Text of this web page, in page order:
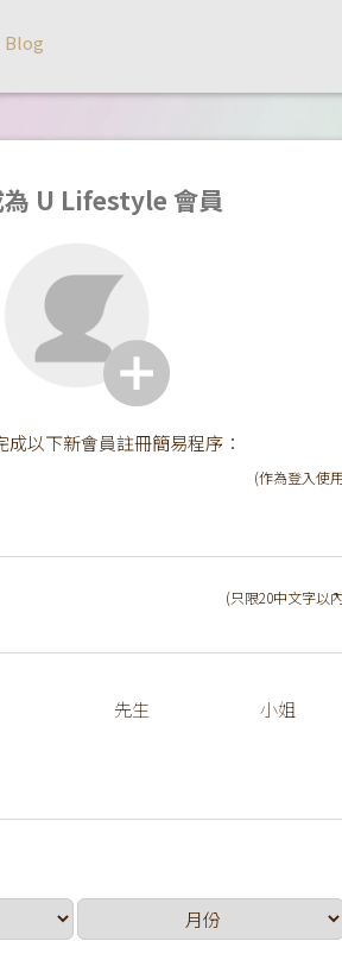
Blog
為 U Lifestyle 會員
成以下新會員註冊簡易程序：
(作為登入使
(只限20中文字以
先生 小姐